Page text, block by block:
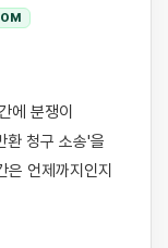
환 청구 소송'을
언제까지인지